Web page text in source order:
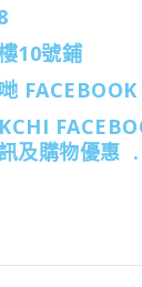
10號鋪
及購物優惠 .